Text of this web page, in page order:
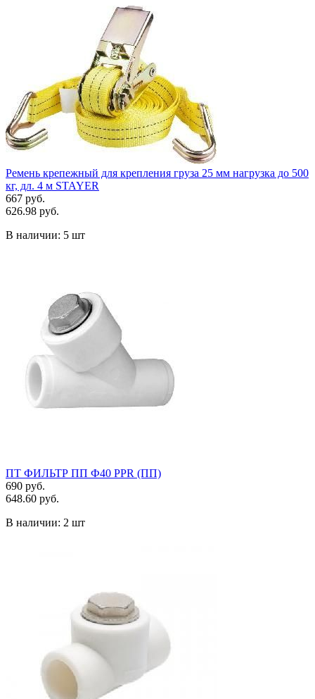
Ремень крепежный для крепления груза 25 мм нагрузка до 500
кг, дл. 4 м STAYER
667 руб.
626.98 руб.
В наличии: 5 шт
ПТ ФИЛЬТР ПП Ф40 PPR (ПП)
690 руб.
648.60 руб.
В наличии: 2 шт